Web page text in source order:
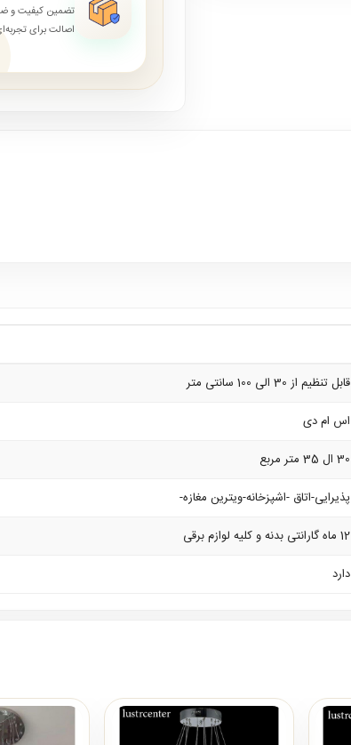
تضمین کیفیت و
اصالت برای
قابل تنظیم از 30 الی 100 سانتی متر
اس ام دی
30 ال 35 متر مربع
پذیرایی-اتاق -اشپزخانه-ویترین مغازه-
12 ماه گارانتی بدنه و کلیه لوازم برقی
دارد